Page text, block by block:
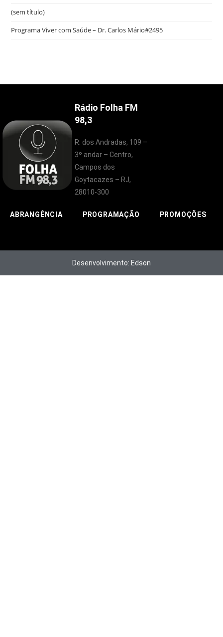
(sem título)
Programa Viver com Saúde – Dr. Carlos Mário#2495
Rádio Folha FM
98,3
R. dos Andradas, 109 –
3º andar – Centro,
Campos dos
Goytacazes – RJ,
28010-300
ABRANGÊNCIA PROGRAMAÇÃO PROMOÇÕES
Desenvolvimento: Edson